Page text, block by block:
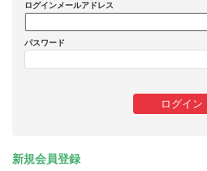
ログインメールアドレス
パスワード
新規会員登録